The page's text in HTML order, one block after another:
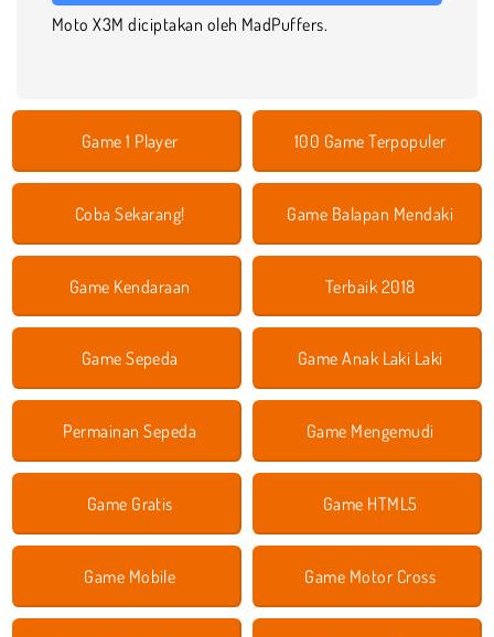
Moto X3M diciptakan oleh MadPuffers.
Game 1 Player 100 Game Terpopuler
Coba Sekarang! Game Balapan Mendaki
Game Kendaraan Terbaik 2018
Game Sepeda Game Anak Laki Laki
Permainan Sepeda Game Mengemudi
Game Gratis Game HTML5
Game Mobile Game Motor Cross